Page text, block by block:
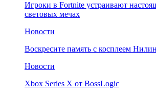
Игроки в Fortnite устраивают
световых мечах
Новости
Воскресите память с косплеем
Новости
Xbox Series X от BossLogic